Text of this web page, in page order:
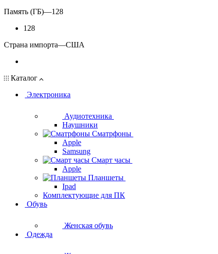
Память (ГБ)—128
128
Страна импорта—США
Каталог
Электроника
Аудиотехника
Наушники
Сматрфоны
Apple
Samsung
Смарт часы
Apple
Планшеты
Ipad
Комплектующие для ПК
Обувь
Женская обувь
Одежда